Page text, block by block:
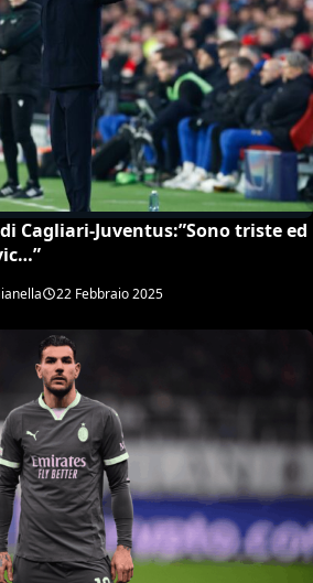
Cagliari-Juventus:”Sono triste ed
22 Febbraio 2025